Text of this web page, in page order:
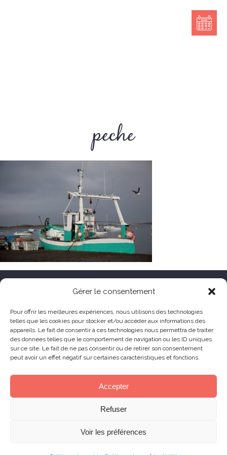
Gérer le consentement
Pour offrir les meilleures expériences, nous utilisons des technologies
telles que les cookies pour stocker et/ou accéder aux informations des
appareils. Le fait de consentir à ces technologies nous permettra de traiter
des données telles que le comportement de navigation ou les ID uniques
sur ce site. Le fait de ne pas consentir ou de retirer son consentement
peut avoir un effet négatif sur certaines caractéristiques et fonctions.
Accepter
Refuser
Voir les préférences
peche
HÔTEL LE TOËNO
Corniche de Goas Treiz
22560 Trébeurden France
+33 (0) 2 96 23 68 78
contact@hoteltoeno.com
Skill Design Lannion